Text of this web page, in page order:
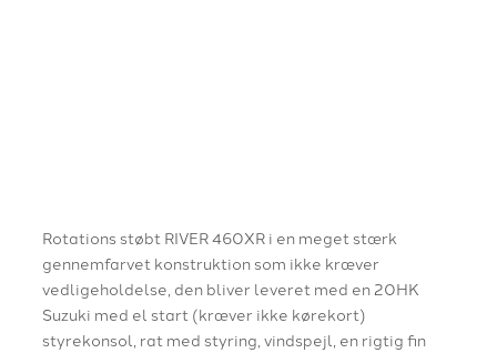
Rotations støbt RIVER 460XR i en meget stærk
gennemfarvet konstruktion som ikke kræver
vedligeholdelse, den bliver leveret med en 20HK
Suzuki med el start (kræver ikke kørekort)
styrekonsol, rat med styring, vindspejl, en rigtig fin